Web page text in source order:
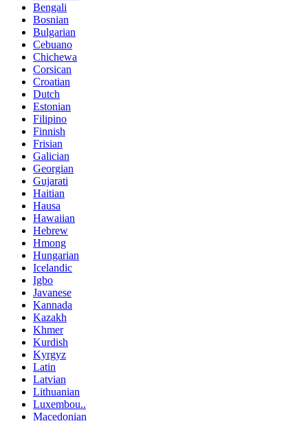
Bengali
Bosnian
Bulgarian
Cebuano
Chichewa
Corsican
Croatian
Dutch
Estonian
Filipino
Finnish
Frisian
Galician
Georgian
Gujarati
Haitian
Hausa
Hawaiian
Hebrew
Hmong
Hungarian
Icelandic
Igbo
Javanese
Kannada
Kazakh
Khmer
Kurdish
Kyrgyz
Latin
Latvian
Lithuanian
Luxembou..
Macedonian